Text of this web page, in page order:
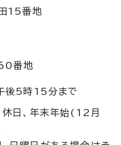
15番地
番地
後5時15分まで
休日、年末年始(12月